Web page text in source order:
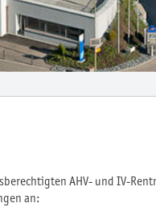
AHV- und IV-
an: